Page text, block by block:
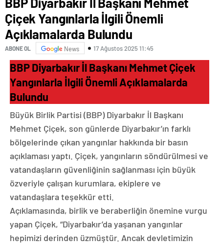
Çiçek Yangınlarla İlgili Önemli
Açıklamalarda Bulundu
ABONE OL News 17 Ağustos 2025 11:45
BBP Diyarbakır İl Başkanı Mehmet Çiçek
Yangınlarla İlgili Önemli Açıklamalarda
Bulundu
Büyük Birlik Partisi (BBP) Diyarbakır İl Başkanı
Mehmet Çiçek, son günlerde Diyarbakır’ın farklı
bölgelerinde çıkan yangınlar hakkında bir basın
açıklaması yaptı. Çiçek, yangınların söndürülmesi ve
vatandaşların güvenliğinin sağlanması için büyük
özveriyle çalışan kurumlara, ekiplere ve
vatandaşlara teşekkür etti.
Açıklamasında, birlik ve beraberliğin önemine vurgu
yapan Çiçek, “Diyarbakır’da yaşanan yangınlar
hepimizi derinden üzmüştür. Ancak devletimizin